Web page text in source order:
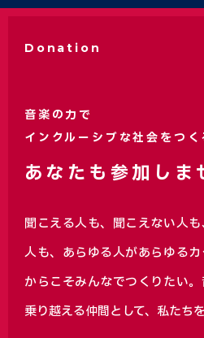
Donation
音楽の力で
インクルーシブな社会をつく
あなたも参加しま
聞こえる人も、聞こえない人
人も、あらゆる人があらゆるカ
からこそみんなでつくりたい
乗り越える仲間として、私たち